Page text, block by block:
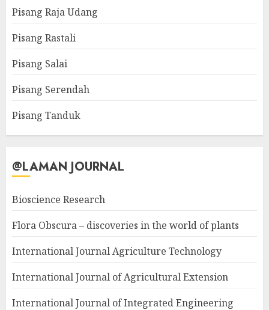
Pisang Raja Udang
Pisang Rastali
Pisang Salai
Pisang Serendah
Pisang Tanduk
@LAMAN JOURNAL
Bioscience Research
Flora Obscura – discoveries in the world of plants
International Journal Agriculture Technology
International Journal of Agricultural Extension
International Journal of Integrated Engineering